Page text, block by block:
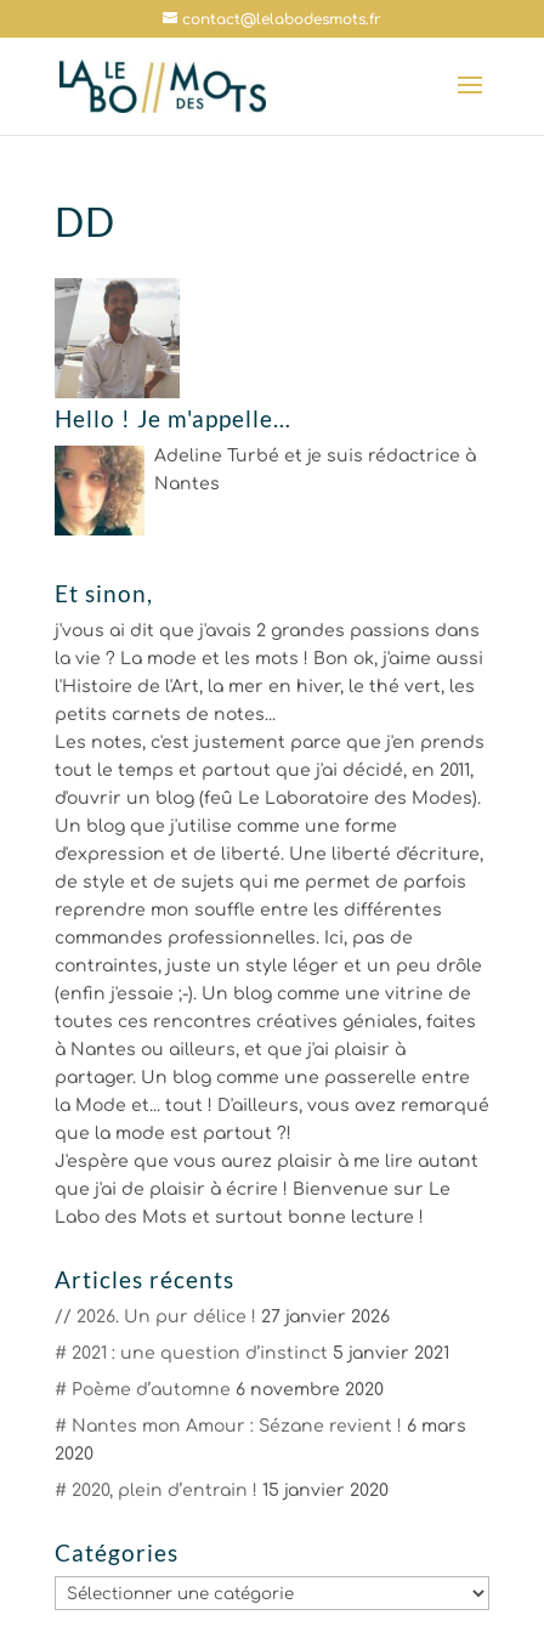
contact@lelabodesmots.fr
DD
Hello ! Je m'appelle…
Adeline Turbé et je suis rédactrice à
Nantes
Et sinon,
j'vous ai dit que j'avais 2 grandes passions dans
la vie ? La mode et les mots ! Bon ok, j'aime aussi
l'Histoire de l'Art, la mer en hiver, le thé vert, les
petits carnets de notes...
Les notes, c'est justement parce que j'en prends
tout le temps et partout que j'ai décidé, en 2011,
d'ouvrir un blog (feû Le Laboratoire des Modes).
Un blog que j'utilise comme une forme
d'expression et de liberté. Une liberté d'écriture,
de style et de sujets qui me permet de parfois
reprendre mon souffle entre les différentes
commandes professionnelles. Ici, pas de
contraintes, juste un style léger et un peu drôle
(enfin j'essaie ;-). Un blog comme une vitrine de
toutes ces rencontres créatives géniales, faites
à Nantes ou ailleurs, et que j'ai plaisir à
partager. Un blog comme une passerelle entre
la Mode et... tout ! D'ailleurs, vous avez remarqué
que la mode est partout ?!
J'espère que vous aurez plaisir à me lire autant
que j'ai de plaisir à écrire ! Bienvenue sur Le
Labo des Mots et surtout bonne lecture !
Articles récents
// 2026. Un pur délice ! 27 janvier 2026
# 2021 : une question d’instinct 5 janvier 2021
# Poème d’automne 6 novembre 2020
# Nantes mon Amour : Sézane revient ! 6 mars
2020
# 2020, plein d’entrain ! 15 janvier 2020
Catégories
Catégories